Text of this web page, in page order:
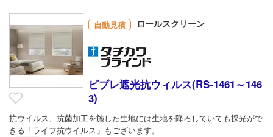
自動見積 ロールスクリーン
ビブレ遮光抗ウィルス(RS-1461～146
3)
抗ウイルス、抗菌加工を施した生地には生地を降ろしていても採光がで
きる「ライフ抗ウイルス」もございます。